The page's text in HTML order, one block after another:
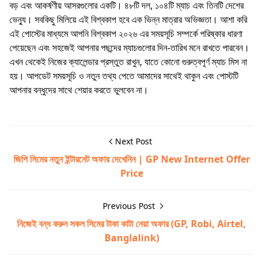
বড় এবং আকর্ষণীয় আসরগুলোর একটি। ৪৮টি দল, ১০৪টি ম্যাচ এবং তিনটি দেশের
ভেন্যু। সবকিছু মিলিয়ে এই বিশ্বকাপ হবে এক ভিন্ন মাত্রার অভিজ্ঞতা। আশা করি
এই পোস্টের মাধ্যমে আপনি বিশ্বকাপ ২০২৬ এর সময়সূচি সম্পর্কে পরিষ্কার ধারণা
পেয়েছেন এবং সহজেই আপনার পছন্দের ম্যাচগুলোর দিন-তারিখ মনে রাখতে পারবেন।
এখন থেকেই নিজের ক্যালেন্ডার প্রস্তুত রাখুন, যাতে কোনো গুরুত্বপূর্ণ ম্যাচ মিস না
হয়। আপডেট সময়সূচি ও নতুন তথ্য পেতে আমাদের সাথেই থাকুন এবং পোস্টটি
আপনার বন্ধুদের সাথে শেয়ার করতে ভুলবেন না।
Next Post
জিপি সিমের নতুন ইন্টারনেট অফার দেখেনিন | GP New Internet Offer
Price
Previous Post
নিজেই বন্ধ করুন সকল সিমের টাকা কাটা নেয়া অফার (GP, Robi, Airtel,
Banglalink)